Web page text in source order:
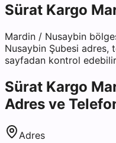
Sürat Kargo
Mardin / Nusaybin
Nusaybin Şubesi adres,
sayfadan kontrol
Sürat Kargo
Adres ve
Adres